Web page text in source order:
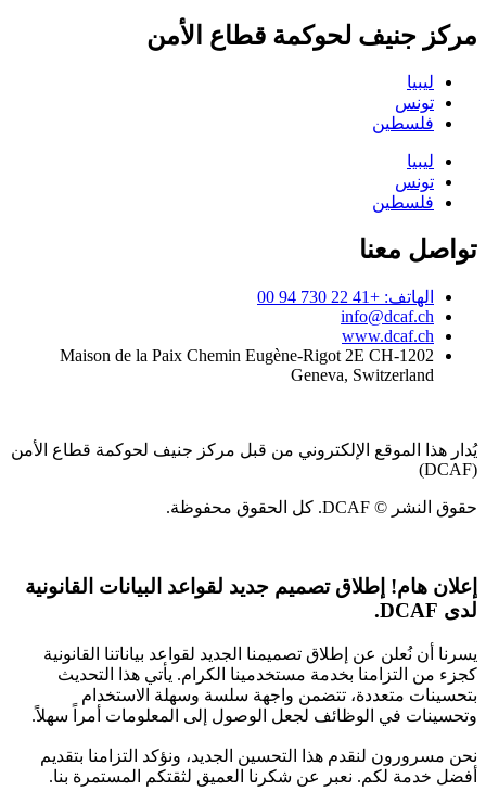
مركز جنيف لحوكمة قطاع الأمن
ليبيا
تونس
فلسطين
ليبيا
تونس
فلسطين
تواصل معنا
الهاتف: +41 22 730 94 00
info@dcaf.ch
www.dcaf.ch
Maison de la Paix Chemin Eugène-Rigot 2E CH-1202
Geneva, Switzerland
يُدار هذا الموقع الإلكتروني من قبل مركز جنيف لحوكمة قطاع الأمن
(DCAF)
حقوق النشر © DCAF. كل الحقوق محفوظة.
إعلان هام! إطلاق تصميم جديد لقواعد البيانات القانونية
لدى DCAF.
يسرنا أن نُعلن عن إطلاق تصميمنا الجديد لقواعد بياناتنا القانونية
كجزء من التزامنا بخدمة مستخدمينا الكرام. يأتي هذا التحديث
بتحسينات متعددة، تتضمن واجهة سلسة وسهلة الاستخدام
وتحسينات في الوظائف لجعل الوصول إلى المعلومات أمراً سهلاً.
نحن مسرورون لنقدم هذا التحسين الجديد، ونؤكد التزامنا بتقديم
أفضل خدمة لكم. نعبر عن شكرنا العميق لثقتكم المستمرة بنا.